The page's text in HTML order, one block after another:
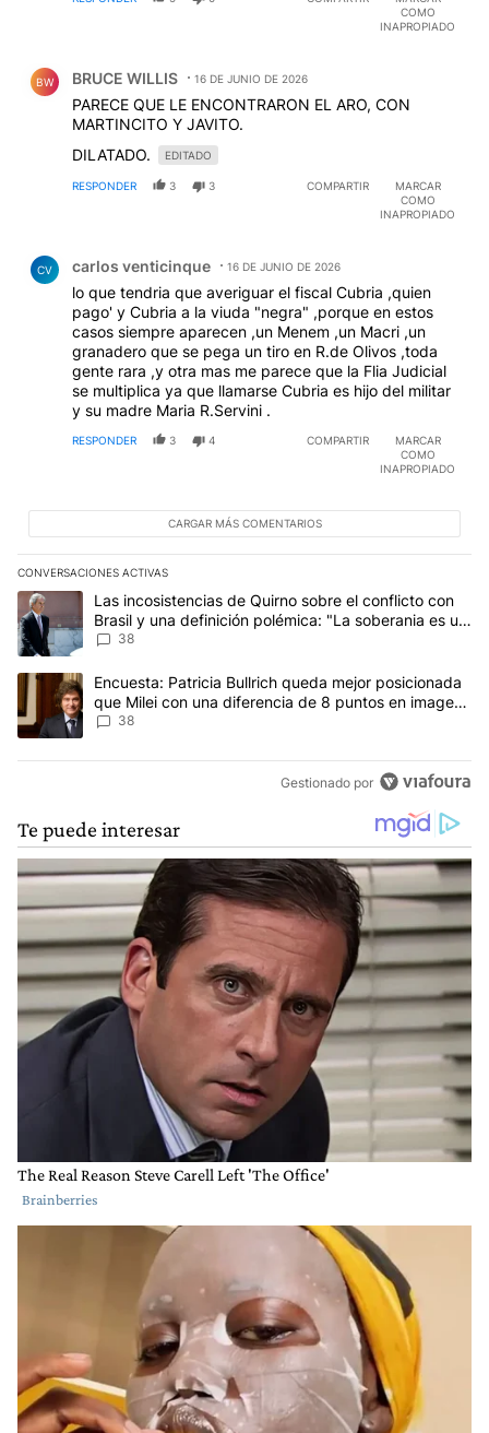
COMO
INAPROPIADO
BW BRUCE WILLIS 16 DE JUNIO DE 2026
PARECE QUE LE ENCONTRARON EL ARO, CON
MARTINCITO Y JAVITO.
DILATADO.
EDITADO
RESPONDER 3 3 COMPARTIR
MARCAR
COMO
INAPROPIADO
CV carlos venticinque 16 DE JUNIO DE 2026
lo que tendria que averiguar el fiscal Cubria ,quien
pago' y Cubria a la viuda "negra" ,porque en estos
casos siempre aparecen ,un Menem ,un Macri ,un
granadero que se pega un tiro en R.de Olivos ,toda
gente rara ,y otra mas me parece que la Flia Judicial
se multiplica ya que llamarse Cubria es hijo del militar
y su madre Maria R.Servini .
RESPONDER 3 4 COMPARTIR
MARCAR
COMO
INAPROPIADO
CARGAR MÁS COMENTARIOS
CONVERSACIONES ACTIVAS
Este listado muestra los artículos con más comentarios en los
Un artículo de tendencia con el título "Las incosistencias de
Las incosistencias de Quirno sobre el conflicto con
Brasil y una definición polémica: "La soberania es un
concepto antiguo"
38
Un artículo de tendencia con el título "Encuesta: Patricia
Encuesta: Patricia Bullrich queda mejor posicionada
que Milei con una diferencia de 8 puntos en imagen
negativa
38
Gestionado por